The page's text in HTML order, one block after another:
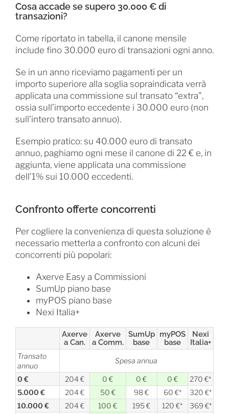
Cosa accade se supero 30.000 € di
transazioni?
Come riportato in tabella, il canone mensile
include fino 30.000 euro di transazioni ogni anno.
Se in un anno riceviamo pagamenti per un
importo superiore alla soglia sopraindicata verrà
applicata una commissione sul transato “extra”,
ossia sull’importo eccedente i 30.000 euro (non
sull’intero transato annuo).
Esempio pratico: su 40.000 euro di transato
annuo, paghiamo ogni mese il canone di 22 € e, in
aggiunta, viene applicata una commissione
dell’1% sui 10.000 eccedenti.
Confronto offerte concorrenti
Per cogliere la convenienza di questa soluzione è
necessario metterla a confronto con alcuni dei
concorrenti più popolari:
Axerve Easy a Commissioni
SumUp piano base
myPOS piano base
Nexi Italia+
Axerve
a Can.
Axerve
a Comm.
SumUp
base
myPOS
base
Nexi
Italia+
Transato
annuo
Spesa annua
0 € 204 € 0 € 0 € 0 €
270 €*
5.000 €
204 € 50 € 98 € 60 €*
320 €*
10.000 €
204 € 100 € 195 € 120 €*
369 €*